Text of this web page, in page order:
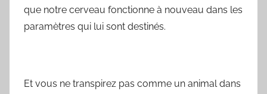
que notre cerveau fonctionne à nouveau dans les
paramètres qui lui sont destinés.
Et vous ne transpirez pas comme un animal dans